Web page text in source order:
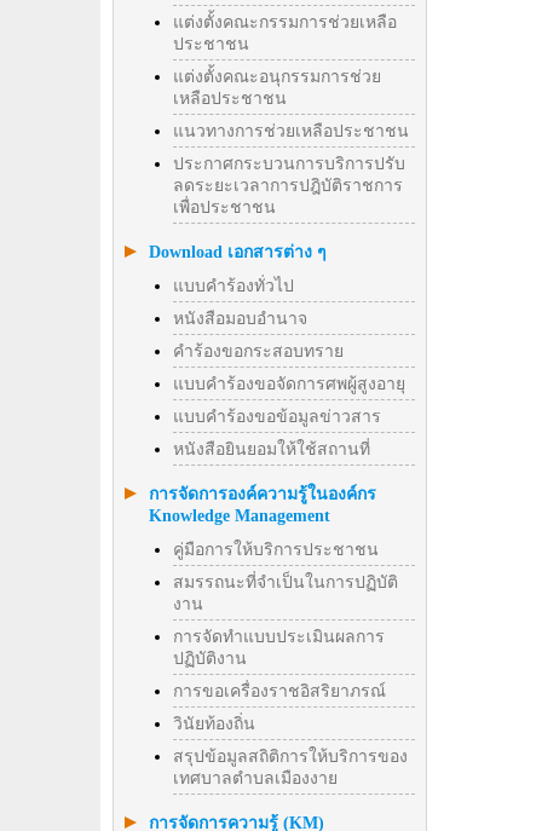
แต่งตั้งคณะกรรมการช่วยเหลือ
ประชาชน
แต่งตั้งคณะอนุกรรมการช่วย
เหลือประชาชน
แนวทางการช่วยเหลือประชาชน
ประกาศกระบวนการบริการปรับ
ลดระยะเวลาการปฎิบัติราชการ
เพื่อประชาชน
Download เอกสารต่าง ๆ
แบบคำร้องทั่วไป
หนังสือมอบอำนาจ
คำร้องขอกระสอบทราย
แบบคำร้องขอจัดการศพผู้สูงอายุ
แบบคำร้องขอข้อมูลข่าวสาร
หนังสือยินยอมให้ใช้สถานที่
การจัดการองค์ความรู้ในองค์กร
Knowledge Management
คู่มือการให้บริการประชาชน
สมรรถนะที่จำเป็นในการปฏิบัติ
งาน
การจัดทำแบบประเมินผลการ
ปฏิบัติงาน
การขอเครื่องราชอิสริยาภรณ์
วินัยท้องถิ่น
สรุปข้อมูลสถิติการให้บริการของ
เทศบาลตำบลเมืองงาย
การจัดการความรู้ (KM)